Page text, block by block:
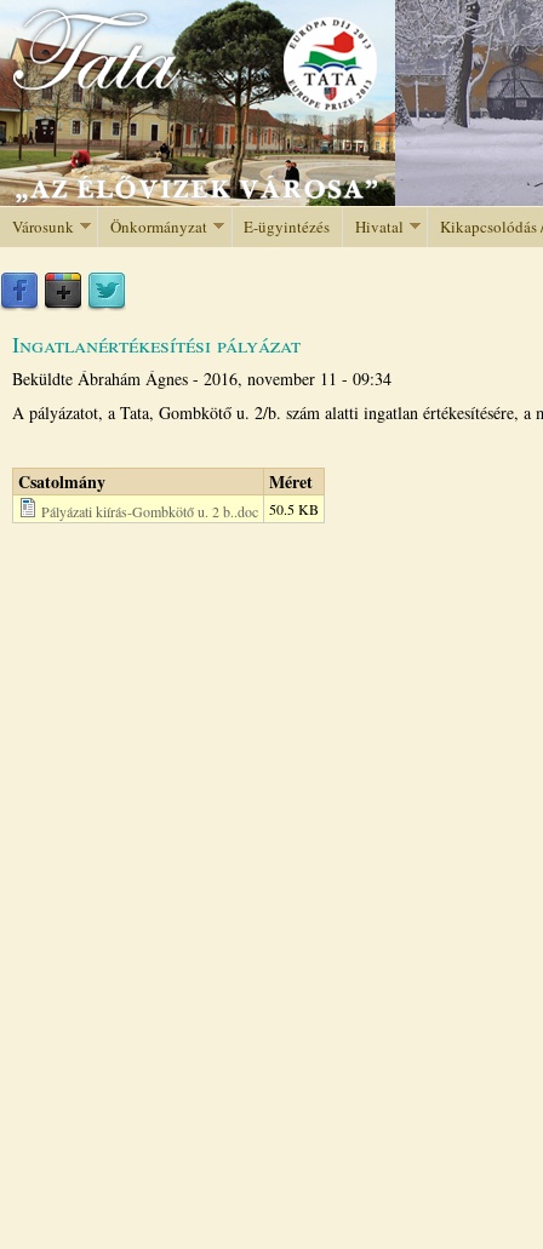
Jump to navigation
Városunk Önkormányzat E-ügyintézés Hivatal Kikapcsolódás
Ingatlanértékesítési pályázat
Beküldte Ábrahám Ágnes - 2016, november 11 - 09:34
A pályázatot, a Tata, Gombkötő u. 2/b. szám alatti ingatlan értékesítésére, a
Csatolmány Méret
Pályázati kiírás-Gombkötő u. 2 b..doc 50.5 KB